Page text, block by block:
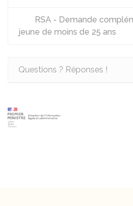
RSA - Demande
jeune de moins de 25 ans
Questions ? Réponses !